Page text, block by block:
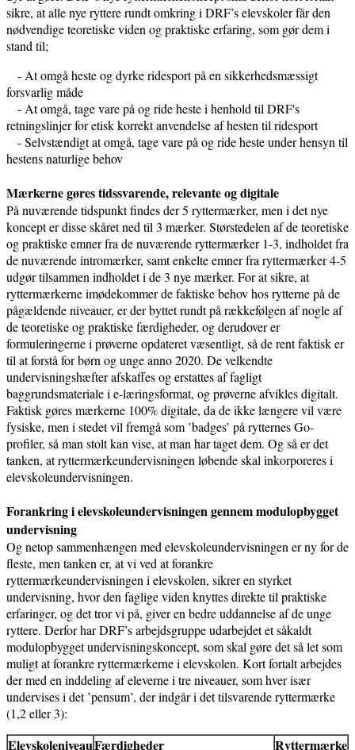
sikre, at alle nye ryttere rundt omkring i DRF’s elevskoler får den
nødvendige teoretiske viden og praktiske erfaring, som gør dem i
stand til;
- At omgå heste og dyrke ridesport på en sikkerhedsmæssigt
forsvarlig måde
- At omgå, tage vare på og ride heste i henhold til DRF's
retningslinjer for etisk korrekt anvendelse af hesten til ridesport
- Selvstændigt at omgå, tage vare på og ride heste under hensyn til
hestens naturlige behov
Mærkerne gøres tidssvarende, relevante og digitale
På nuværende tidspunkt findes der 5 ryttermærker, men i det nye
koncept er disse skåret ned til 3 mærker. Størstedelen af de teoretiske
og praktiske emner fra de nuværende ryttermærker 1-3, indholdet fra
de nuværende intromærker, samt enkelte emner fra ryttermærker 4-5
udgør tilsammen indholdet i de 3 nye mærker. For at sikre, at
ryttermærkerne imødekommer de faktiske behov hos rytterne på de
pågældende niveauer, er der byttet rundt på rækkefølgen af nogle af
de teoretiske og praktiske færdigheder, og derudover er
formuleringerne i prøverne opdateret væsentligt, så de rent faktisk er
til at forstå for børn og unge anno 2020. De velkendte
undervisningshæfter afskaffes og erstattes af fagligt
baggrundsmateriale i e-læringsformat, og prøverne afvikles digitalt.
Faktisk gøres mærkerne 100% digitale, da de ikke længere vil være
fysiske, men i stedet vil fremgå som ’badges’ på rytternes Go-
profiler, så man stolt kan vise, at man har taget dem. Og så er det
tanken, at ryttermærkeundervisningen løbende skal inkorporeres i
elevskoleundervisningen.
Forankring i elevskoleundervisningen gennem modulopbygget
undervisning
Og netop sammenhængen med elevskoleundervisningen er ny for de
fleste, men tanken er, at vi ved at forankre
ryttermærkeundervisningen i elevskolen, sikrer en styrket
undervisning, hvor den faglige viden knyttes direkte til praktiske
erfaringer, og det tror vi på, giver en bedre uddannelse af de unge
ryttere. Derfor har DRF’s arbejdsgruppe udarbejdet et såkaldt
modulopbygget undervisningskoncept, som skal gøre det så let som
muligt at forankre ryttermærkerne i elevskolen. Kort fortalt arbejdes
der med en inddeling af eleverne i tre niveauer, som hver især
undervises i det ’pensum’, der indgår i det tilsvarende ryttermærke
(1,2 eller 3):
ElevskoleniveauFærdigheder Ryttermærke